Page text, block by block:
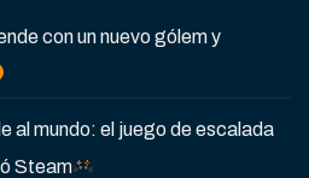
con un nuevo gólem y
al mundo: el juego de escalada
Steam